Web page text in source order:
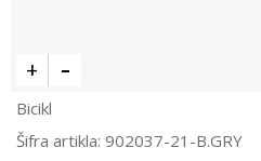
Bicikl
Šifra artikla: 902037-21-B.GRY